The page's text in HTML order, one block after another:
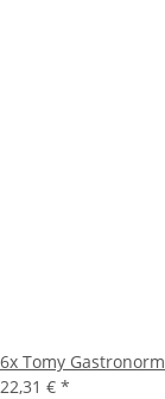
6x Tomy
22,31 € *